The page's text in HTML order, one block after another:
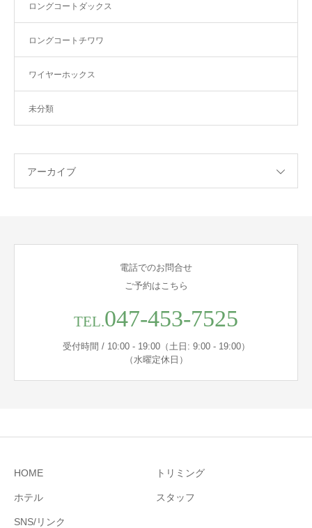
ロングコートダックス
ロングコートチワワ
ワイヤーホックス
未分類
アーカイブ
電話でのお問合せ
ご予約はこちら
TEL.047-453-7525
受付時間 / 10:00 - 19:00（土日: 9:00 - 19:00）
（水曜定休日）
HOME トリミング
ホテル スタッフ
SNS/リンク